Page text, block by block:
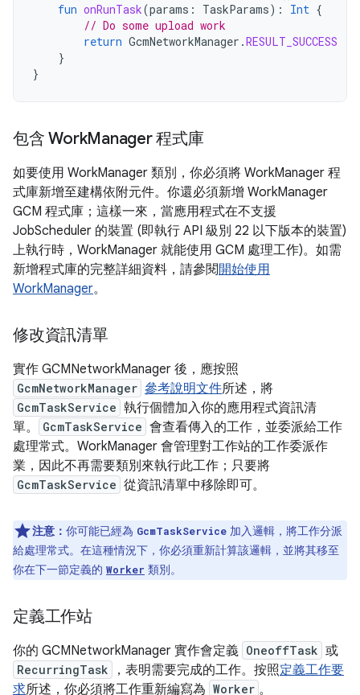
fun onRunTask(params : TaskParams): Int {
// Do some upload work
return GcmNetworkManager .RESULT_SUCCESS
}
}
包含 WorkManager 程式庫
如要使用 WorkManager 類別，你必須將 WorkManager 程
式庫新增至建構依附元件。你還必須新增 WorkManager
GCM 程式庫；這樣一來，當應用程式在不支援
JobScheduler 的裝置 (即執行 API 級別 22 以下版本的裝置)
上執行時，WorkManager 就能使用 GCM 處理工作)。如需
新增程式庫的完整詳細資料，請參閱 開始使用
WorkManager。
修改資訊清單
實作 GCMNetworkManager 後，應按照
GcmNetworkManager 參考說明文件所述，將
GcmTaskService 執行個體加入你的應用程式資訊清
單。
GcmTaskService 會查看傳入的工作，並委派給工作
處理常式。WorkManager 會管理對工作站的工作委派作
業，因此不再需要類別來執行此工作；只要將
GcmTaskService 從資訊清單中移除即可。
注意： 你可能已經為 GcmTaskService 加入邏輯，將工作分派
給處理常式。在這種情況下，你必須重新計算該邏輯，並將其移至
你在下一節定義的 Worker 類別。
定義工作站
你的 GCMNetworkManager 實作會定義 OneoffTask 或
RecurringTask ，表明需要完成的工作。按照定義工作要
求所述，你必須將工作重新編寫為 Worker 。